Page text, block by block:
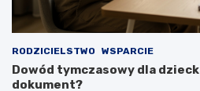
RODZICIELSTWO WSPARCIE
Dowód tymczasowy dla
dokument?